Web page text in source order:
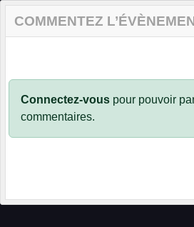
COMMENTEZ
Connectez-vous pour pouvoir
commentaires.